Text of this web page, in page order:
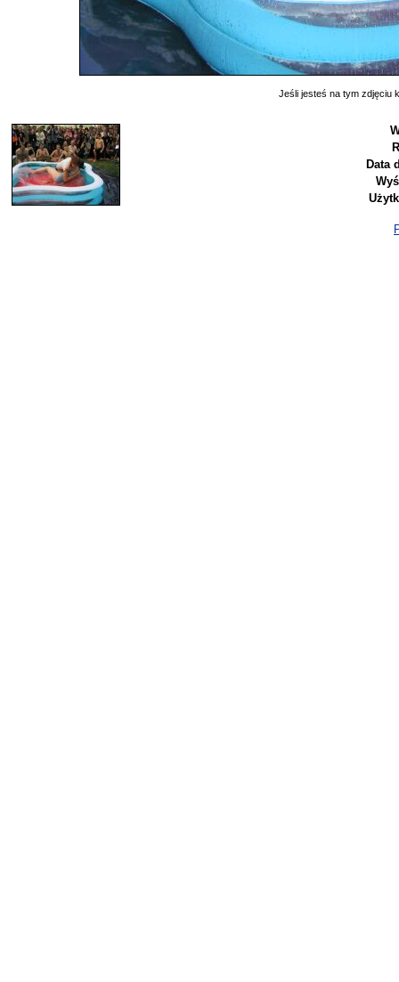
Jeśli jesteś na tym zdjęciu
Data